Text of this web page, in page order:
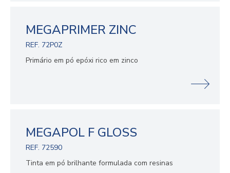
MEGAPRIMER ZINC
REF. 72P0Z
Primário em pó epóxi rico em zinco
MEGAPOL F GLOSS
REF. 72590
Tinta em pó brilhante formulada com resinas